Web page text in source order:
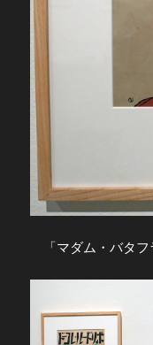
「マダム・バタフ